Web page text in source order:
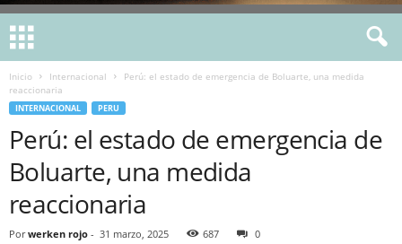
Inicio Internacional
Perú: el estado de emergencia de Boluarte, una medida
reaccionaria
INTERNACIONAL PERU
Perú: el estado de emergencia de
Boluarte, una medida
reaccionaria
Por werken rojo - 31 marzo, 2025 687 0